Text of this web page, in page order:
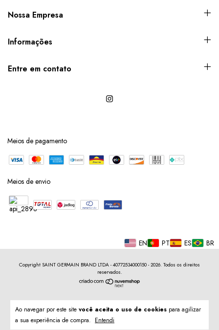
Ao navegar por este site você aceita o uso de cookies para agilizar
a sua experiência de compra. Entendi
Nossa Empresa
Informações
Entre em contato
Meios de pagamento
Meios de envio
EN PT ES BR
Copyright SAINT GERMAIN BRAND LTDA - 40772534000150 - 2026. Todos os direitos
reservados.